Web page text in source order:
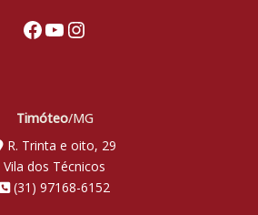
Facebook
Youtube
Instagram
Timóteo/MG
R. Trinta e oito, 29
Vila dos Técnicos
(31) 97168-6152